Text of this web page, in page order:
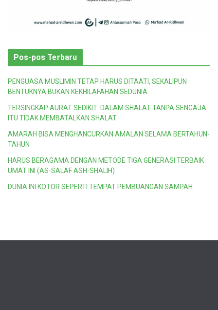
Pos-pos Terbaru
PENGUASA MUSLIMIN TETAP HARUS DITAATI, SEKALIPUN
BENTUKNYA BUKAN KEKHILAFAHAN SEDUNIA
TERSINGKAP AURAT SEDIKIT DALAM SHALAT TANPA SENGAJA
ITU TIDAK MEMBATALKAN SHALAT
AMARAH BISA MENGHANCURKAN AMALAN SELAMA BERTAHUN-
TAHUN
HARUS BERAGAMA DENGAN METODE TIGA GENERASI TERBAIK
UMAT INI (AS-SALAF ASH-SHALIH)
DUNIA INI KOTOR SEPERTI TEMPAT PEMBUANGAN SAMPAH